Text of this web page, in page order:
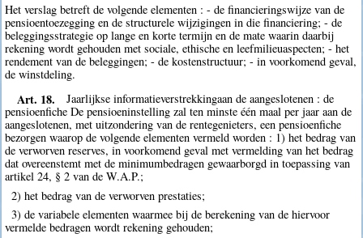
Het verslag betreft de volgende elementen : - de financieringswijze van de
pensioentoezegging en de structurele wijzigingen in die financiering; - de
beleggingsstrategie op lange en korte termijn en de mate waarin daarbij
rekening wordt gehouden met sociale, ethische en leefmilieuaspecten; - het
rendement van de beleggingen; - de kostenstructuur; - in voorkomend geval,
de winstdeling.
Art. 18.
Jaarlijkse informatieverstrekkingaan de aangeslotenen : de
pensioenfiche De pensioeninstelling zal ten minste één maal per jaar aan de
aangeslotenen, met uitzondering van de rentegenieters, een pensioenfiche
bezorgen waarop de volgende elementen vermeld worden : 1) het bedrag van
de verworven reserves, in voorkomend geval met vermelding van het bedrag
dat overeenstemt met de minimumbedragen gewaarborgd in toepassing van
artikel 24, § 2 van de W.A.P.;
2) het bedrag van de verworven prestaties;
3) de variabele elementen waarmee bij de berekening van de hiervoor
vermelde bedragen wordt rekening gehouden;